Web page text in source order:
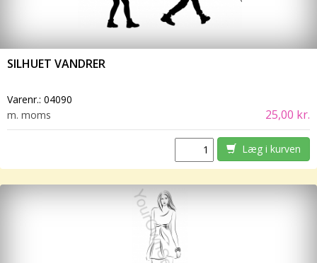
SILHUET VANDRER
Varenr.: 04090
m. moms
25,00 kr.
Læg i kurven